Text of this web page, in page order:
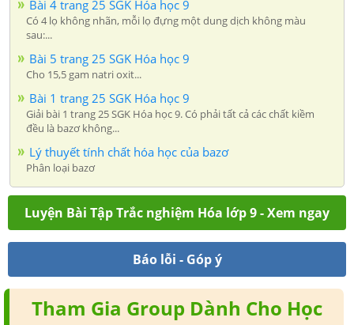
Bài 4 trang 25 SGK Hóa học 9
Có 4 lọ không nhãn, mỗi lọ đựng một dung dịch không màu
sau:...
Bài 5 trang 25 SGK Hóa học 9
Cho 15,5 gam natri oxit...
Bài 1 trang 25 SGK Hóa học 9
Giải bài 1 trang 25 SGK Hóa học 9. Có phải tất cả các chất kiềm
đều là bazơ không...
Lý thuyết tính chất hóa học của bazơ
Phân loại bazơ
Luyện Bài Tập Trắc nghiệm Hóa lớp 9 - Xem ngay
Báo lỗi - Góp ý
Tham Gia Group Dành Cho Học